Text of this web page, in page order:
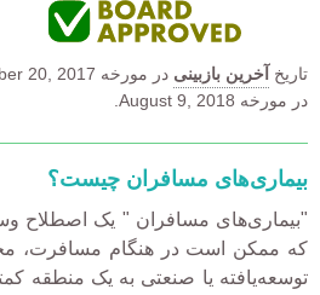
تاریخ آخرین بازبینی در مورخه 20, 2017.
در مورخه August 9, 2018.
بیماری‌های مسافران چیست؟
"بیماری‌های مسافران " یک اصطلاح
که ممکن است در هنگام مسافرت،
توسعه‌یافته یا صنعتی به یک منطقه